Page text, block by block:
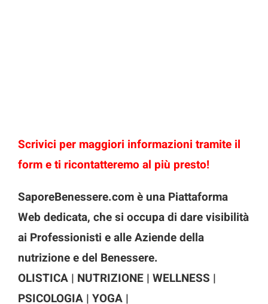
Scrivici per maggiori informazioni tramite il
form e ti ricontatteremo al più presto!
SaporeBenessere.com è una Piattaforma
Web dedicata, che si occupa di dare visibilità
ai Professionisti e alle Aziende della
nutrizione e del Benessere.
OLISTICA | NUTRIZIONE | WELLNESS |
PSICOLOGIA | YOGA |